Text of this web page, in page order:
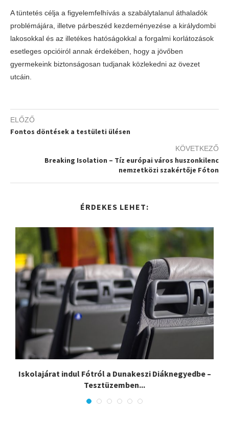
A tüntetés célja a figyelemfelhívás a szabálytalanul áthaladók
problémájára, illetve párbeszéd kezdeményezése a királydombi
lakosokkal és az illetékes hatóságokkal a forgalmi korlátozások
esetleges opcióiról annak érdekében, hogy a jövőben
gyermekeink biztonságosan tudjanak közlekedni az övezet
utcáin.
ELŐZŐ
Fontos döntések a testületi ülésen
KÖVETKEZŐ
Breaking Isolation – Tíz európai város huszonkilenc
nemzetközi szakértője Fóton
ÉRDEKES LEHET:
Iskolajárat indul Fótról a Dunakeszi Diáknegyedbe –
Tesztüzemben...